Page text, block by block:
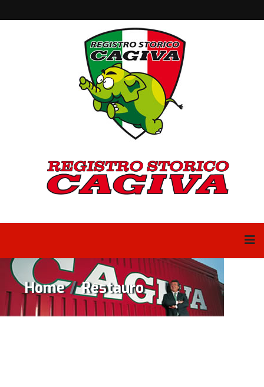
Home Restauro